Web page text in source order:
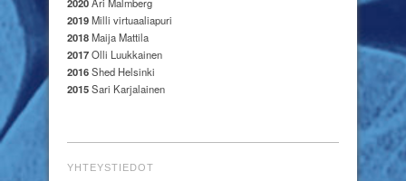
2019Milli virtuaaliapuri
2018Maija Mattila
2017Olli Luukkainen
2016Shed Helsinki
2015Sari Karjalainen
YHTEYSTIEDOT